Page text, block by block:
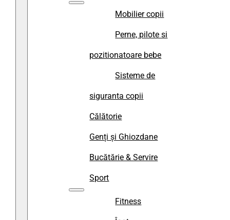
Mobilier copii
Perne, pilote si
pozitionatoare bebe
Sisteme de
siguranta copii
Călătorie
Genți și Ghiozdane
Bucătărie & Servire
Sport
Fitness